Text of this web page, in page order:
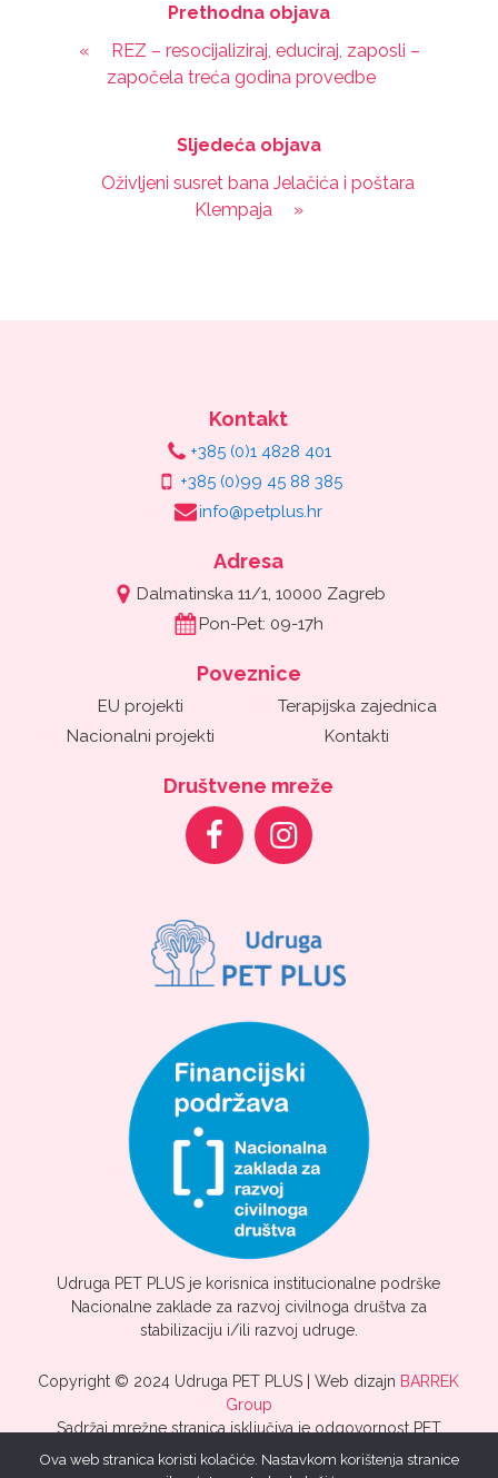
Prethodna objava
«
REZ – resocijaliziraj, educiraj, zaposli –
započela treća godina provedbe
Sljedeća objava
Oživljeni susret bana Jelačića i poštara
Klempaja
»
Kontakt
+385 (0)1 4828 401
+385 (0)99 45 88 385
info@petplus.hr
Adresa
Dalmatinska 11/1, 10000 Zagreb
Pon-Pet: 09-17h
Poveznice
EU projekti
Nacionalni projekti
Terapijska zajednica
Kontakti
Društvene mreže
Udruga PET PLUS je korisnica institucionalne podrške
Nacionalne zaklade za razvoj civilnoga društva za
stabilizaciju i/ili razvoj udruge.
Copyright © 2024 Udruga PET PLUS | Web dizajn BARREK
Group
Sadržaj mrežne stranica isključiva je odgovornost PET
PLUS.
Ova web stranica koristi kolačiće. Nastavkom korištenja stranice